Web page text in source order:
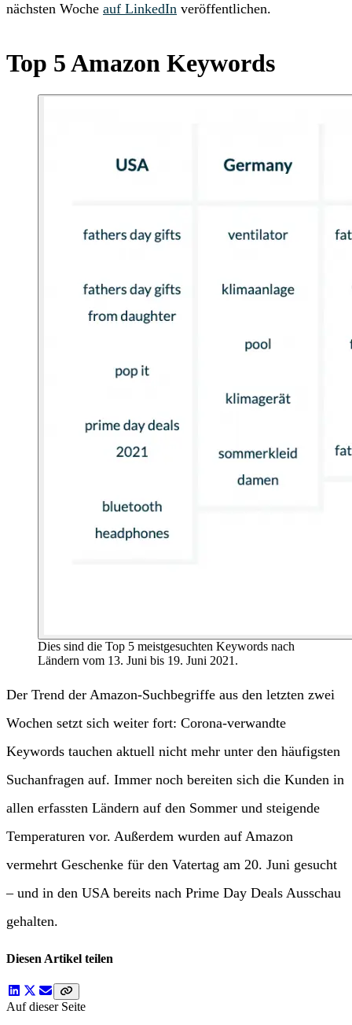
nächsten Woche auf LinkedIn veröffentlichen.
Top 5 Amazon Keywords
Dies sind die Top 5 meistgesuchten Keywords nach
Ländern vom 13. Juni bis 19. Juni 2021.
Der Trend der Amazon-Suchbegriffe aus den letzten zwei
Wochen setzt sich weiter fort: Corona-verwandte
Keywords tauchen aktuell nicht mehr unter den häufigsten
Suchanfragen auf. Immer noch bereiten sich die Kunden in
allen erfassten Ländern auf den Sommer und steigende
Temperaturen vor. Außerdem wurden auf Amazon
vermehrt Geschenke für den Vatertag am 20. Juni gesucht
– und in den USA bereits nach Prime Day Deals Ausschau
gehalten.
Diesen Artikel teilen
Auf dieser Seite